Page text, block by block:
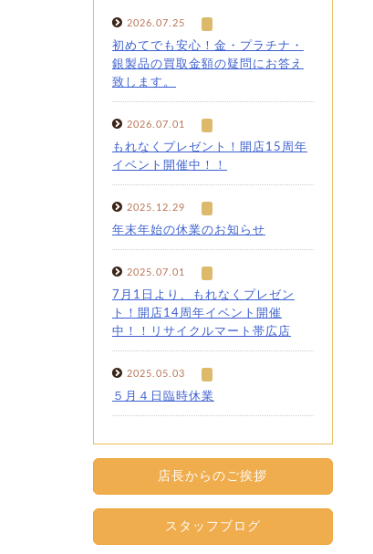
2026.07.25
初めてでも安心！金・プラチナ・
銀製品の買取金額の疑問にお答え
致します。
2026.07.01
もれなくプレゼント！開店15周年
イベント開催中！！
2025.12.29
年末年始の休業のお知らせ
2025.07.01
7月1日より、もれなくプレゼン
ト！開店14周年イベント開催
中！！リサイクルマート帯広店
2025.05.03
５月４日臨時休業
店長からのご挨拶
スタッフブログ